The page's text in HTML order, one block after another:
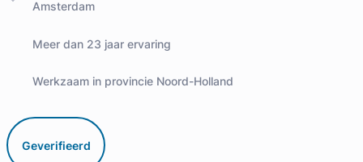
Amsterdam
Meer dan 23 jaar ervaring
Werkzaam in provincie Noord-Holland
Geverifieerd